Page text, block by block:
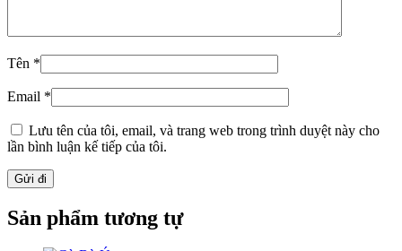
Tên *
Email *
Lưu tên của tôi, email, và trang web trong trình duyệt này cho
lần bình luận kế tiếp của tôi.
Sản phẩm tương tự